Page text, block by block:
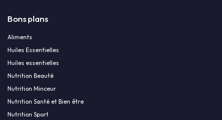
Bons plans
Aliments
Huiles Essentielles
Huiles essentielles
Nutrition Beauté
Nutrition Minceur
Nutrition Santé et Bien être
Nutrition Sport